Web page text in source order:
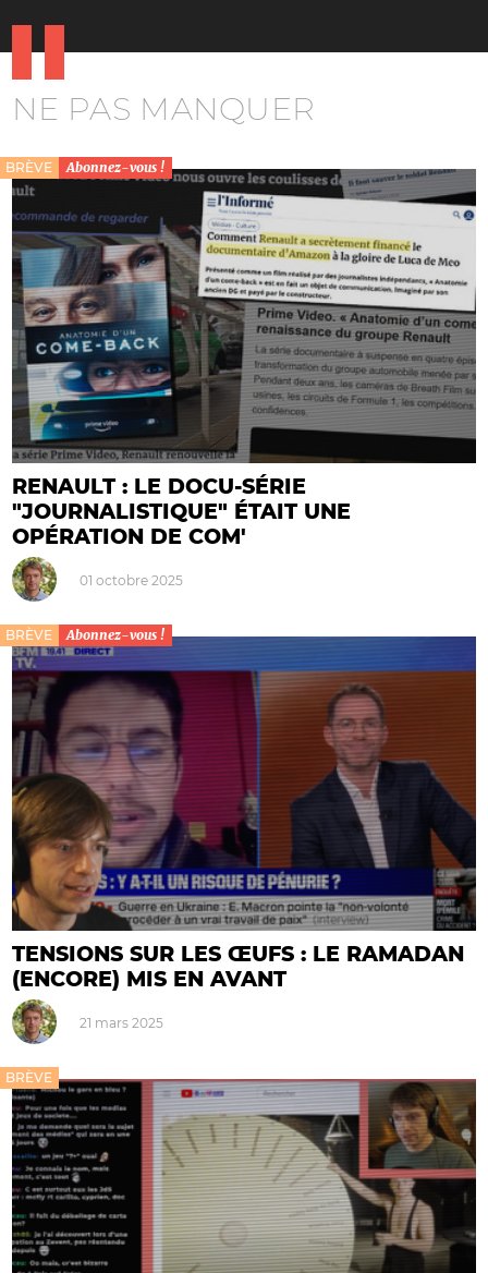
NE PAS MANQUER
BRÈVE Abonnez-vous !
RENAULT : LE DOCU-SÉRIE
"JOURNALISTIQUE" ÉTAIT UNE
OPÉRATION DE COM'
01 octobre 2025
BRÈVE Abonnez-vous !
TENSIONS SUR LES ŒUFS : LE RAMADAN
(ENCORE) MIS EN AVANT
21 mars 2025
BRÈVE